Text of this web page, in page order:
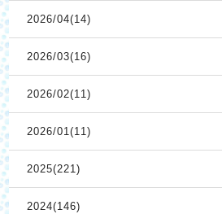
2026/04(14)
2026/03(16)
2026/02(11)
2026/01(11)
2025(221)
2024(146)